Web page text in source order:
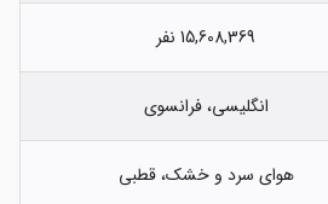
15,608,369 نفر
انگلیسی، فرانسوی
هوای سرد و خشک، قطبی